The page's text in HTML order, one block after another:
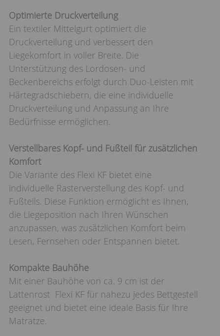
Optimierte Druckverteilung
Ein textiler Mittelgurt optimiert die
Druckverteilung und verbessert den
Liegekomfort in voller Breite. Die
Unterstützung des Lordosen- und
Beckenbereichs erfolgt durch Duo-Leisten mit
Härtegradschiebern, die eine individuelle
Druckverteilung und Anpassung an Ihre
Bedürfnisse ermöglichen.
Verstellbares Kopf- und Fußteil für zusätzlichen
Komfort
Die Variante des Flexi KF bietet eine
individuelle Rasterverstellung des Kopf- und
Fußteils. Diese Funktion ermöglicht es Ihnen,
die Liegeposition nach Ihren Wünschen
anzupassen, was zusätzlichen Komfort beim
Lesen, Fernsehen oder Entspannen bietet.
Kompakte Bauhöhe
Mit einer Bauhöhe von ca. 9 cm ist der
Lattenrost Flexi KF für nahezu jedes Bettgestell
geeignet und bietet eine ideale Basis für Ihre
Matratze.